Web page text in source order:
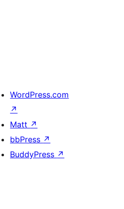
WordPress.com
↗
Matt ↗
bbPress ↗
BuddyPress ↗